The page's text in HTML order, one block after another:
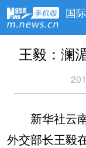
国际
王毅：澜
新华社云南
外交部长王毅